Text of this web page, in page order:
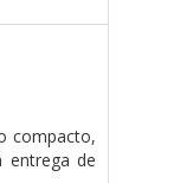
compacto,
entrega de